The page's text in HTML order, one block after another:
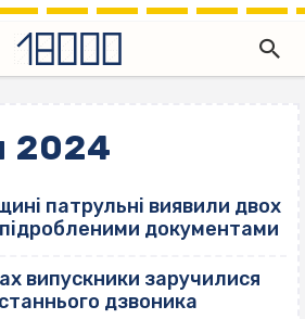
2024
патрульні виявили двох
підробленими документами
випускники заручилися
дзвоника